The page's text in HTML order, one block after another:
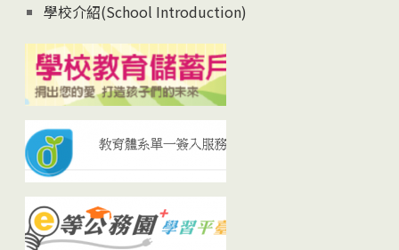
學校介紹(School Introduction)